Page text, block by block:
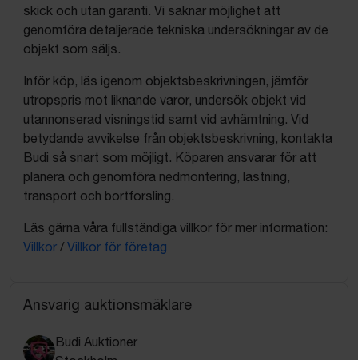
skick och utan garanti. Vi saknar möjlighet att
genomföra detaljerade tekniska undersökningar av de
objekt som säljs.
Inför köp, läs igenom objektsbeskrivningen, jämför
utropspris mot liknande varor, undersök objekt vid
utannonserad visningstid samt vid avhämtning. Vid
betydande avvikelse från objektsbeskrivning, kontakta
Budi så snart som möjligt. Köparen ansvarar för att
planera och genomföra nedmontering, lastning,
transport och bortforsling.
Läs gärna våra fullständiga villkor för mer information:
Villkor / Villkor för företag
Ansvarig auktionsmäklare
Budi Auktioner